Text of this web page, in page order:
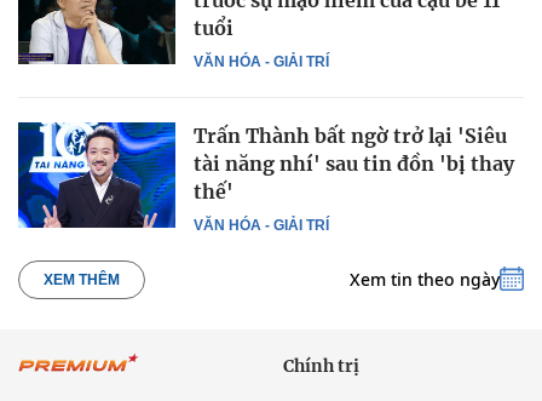
VĂN HÓA - GIẢI TRÍ
tuổi
VĂN HÓA - GIẢI TRÍ
Trấn Thành bất ngờ trở lại 'Siêu
tài năng nhí' sau tin đồn 'bị thay
thế'
XEM THÊM Xem tin theo ngày
Chính trị